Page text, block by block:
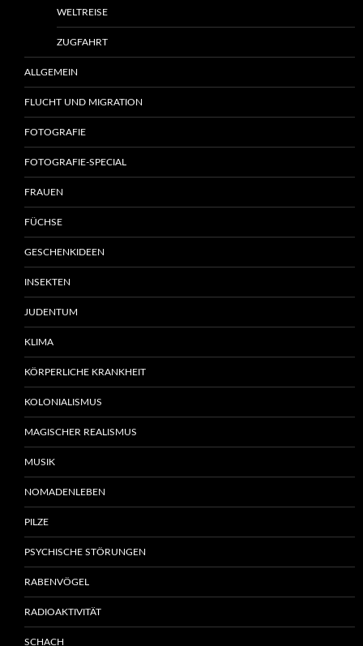
WELTREISE
ZUGFAHRT
ALLGEMEIN
FLUCHT UND MIGRATION
FOTOGRAFIE
FOTOGRAFIE-SPECIAL
FRAUEN
FÜCHSE
GESCHENKIDEEN
INSEKTEN
JUDENTUM
KLIMA
KÖRPERLICHE KRANKHEIT
KOLONIALISMUS
MAGISCHER REALISMUS
MUSIK
NOMADENLEBEN
PILZE
PSYCHISCHE STÖRUNGEN
RABENVÖGEL
RADIOAKTIVITÄT
SCHACH